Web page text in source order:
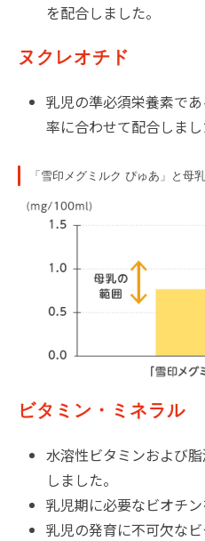
を配合しました。
ヌクレオチド
乳児の準必須栄養素で
率に合わせて配合しまし
「雪印メグミルク ぴゅあ」と母
ビタミン・ミネラル
水溶性ビタミンおよび
しました。
乳児期に必要なビオチン
乳児の発育に不可欠な